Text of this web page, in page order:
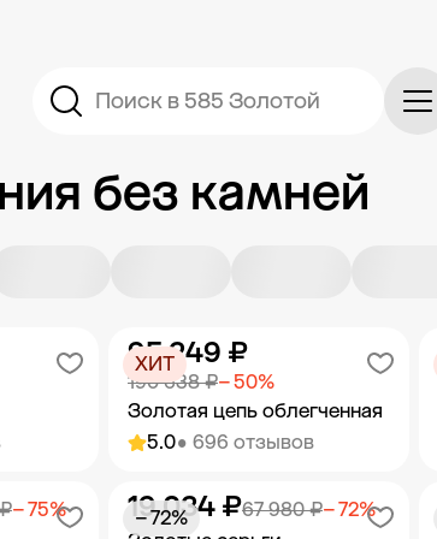
Поиск в 585 Золотой
без камней
5.0• 696 отзывов
Золотая цепь облегченная
190 638 ₽− 50%
95 249 ₽
ХИТ
Добавить в корзину
− 75%
67 980 ₽− 72%
19 034 ₽
− 72%